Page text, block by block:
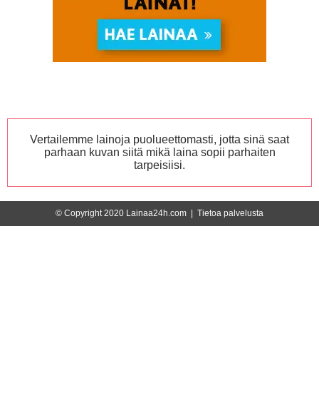
Vertailemme lainoja puolueettomasti, jotta sinä saat
parhaan kuvan siitä mikä laina sopii parhaiten
tarpeisiisi.
© Copyright 2020 Lainaa24h.com | Tietoa palvelusta